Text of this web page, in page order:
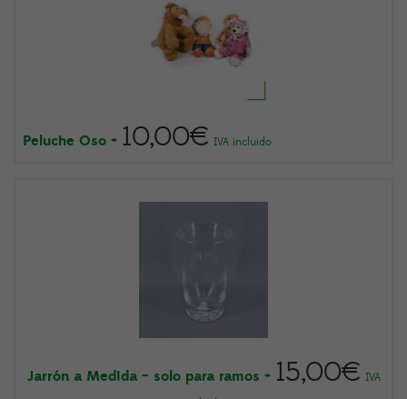
Peluche Oso + 10,00€ IVA incluido
Jarrón a Medida – solo para ramos + 15,00€ IVA